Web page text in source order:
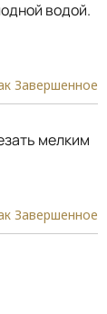
водой.
Завершенное
мелким
Завершенное